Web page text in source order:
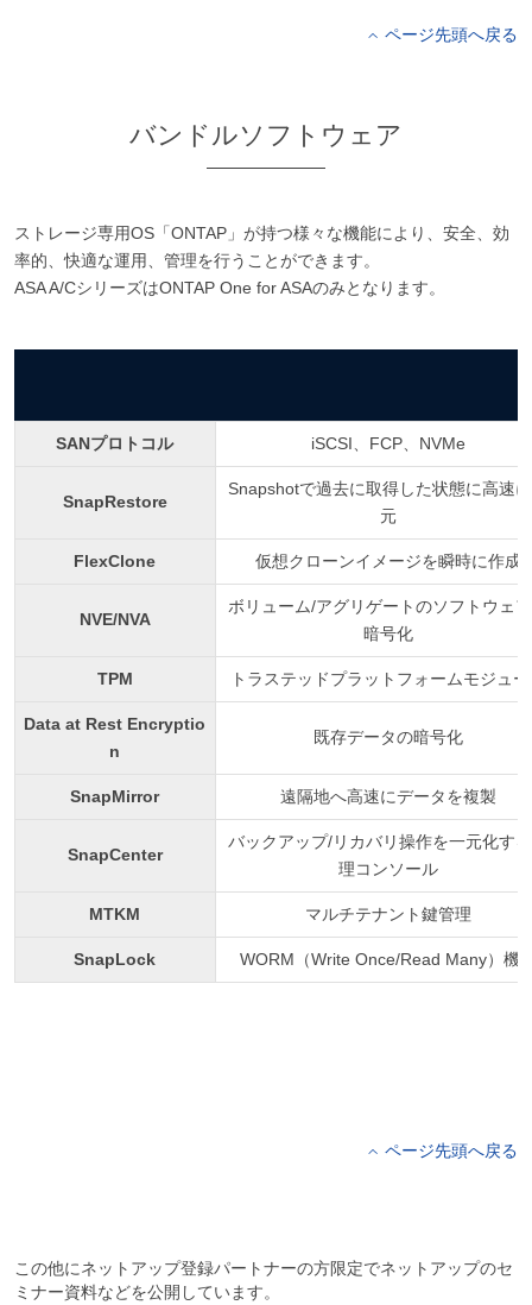
ページ先頭へ戻る
バンドルソフトウェア
ストレージ専用OS「ONTAP」が持つ様々な機能により、安全、効
率的、快適な運用、管理を行うことができます。
ASA A/CシリーズはONTAP One for ASAのみとなります。
SANプロトコル iSCSI、FCP、NVMe
SnapRestore
Snapshotで過去に取得した状態に高速
元
FlexClone 仮想クローンイメージを瞬時に作成
NVE/NVA
ボリューム/アグリゲートのソフトウェ
暗号化
TPM トラステッドプラットフォームモジュ
Data at Rest Encryptio
n
既存データの暗号化
SnapMirror 遠隔地へ高速にデータを複製
SnapCenter
バックアップ/リカバリ操作を一元化す
理コンソール
MTKM マルチテナント鍵管理
SnapLock WORM（Write Once/Read Many）機
ページ先頭へ戻る
この他にネットアップ登録パートナーの方限定でネットアップのセ
ミナー資料などを公開しています。